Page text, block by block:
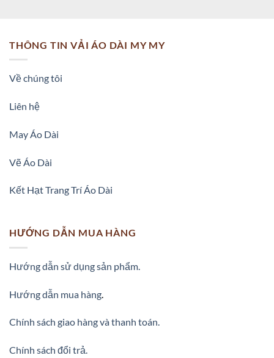
THÔNG TIN VẢI ÁO DÀI MY MY
Về chúng tôi
Liên hệ
May Áo Dài
Vẽ Áo Dài
Kết Hạt Trang Trí Áo Dài
HƯỚNG DẪN MUA HÀNG
Hướng dẫn sử dụng sản phẩm.
Hướng dẫn mua hàng
Chính sách giao hàng và thanh toán.
Chính sách đổi trả.